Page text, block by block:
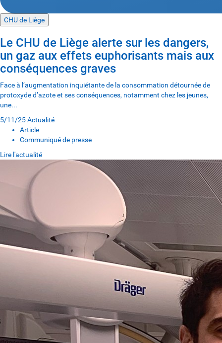
CHU de Liège
Le CHU de Liège alerte sur les dangers,
un gaz aux effets euphorisants mais aux
conséquences graves
Face à l’augmentation inquiétante de la consommation détournée de
protoxyde d’azote et ses conséquences, notamment chez les jeunes,
une...
5/11/25Actualité
Article
Communiqué de presse
Lire l'actualité